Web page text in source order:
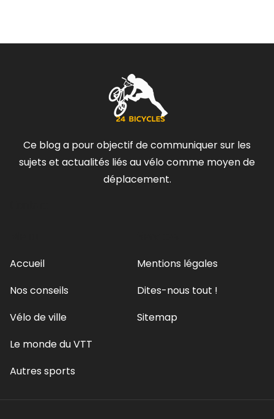
Ce blog a pour objectif de communiquer sur les
sujets et actualités liés au vélo comme moyen de
déplacement.
Accueil
Nos conseils
Vélo de ville
Le monde du VTT
Autres sports
Mentions légales
Dites-nous tout !
Sitemap